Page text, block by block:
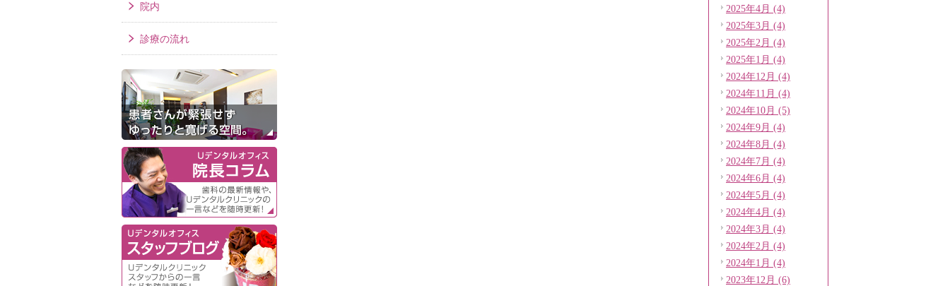
2025年4月 (4)
2025年3月 (4)
2025年2月 (4)
2025年1月 (4)
2024年12月 (4)
2024年11月 (4)
2024年10月 (5)
2024年9月 (4)
2024年8月 (4)
2024年7月 (4)
2024年6月 (4)
2024年5月 (4)
2024年4月 (4)
2024年3月 (4)
2024年2月 (4)
2024年1月 (4)
2023年12月 (6)
院内
診療の流れ